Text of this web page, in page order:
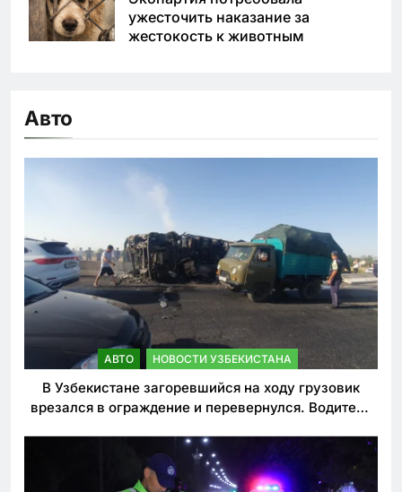
ужесточить наказание за
жестокость к животным
Авто
АВТО НОВОСТИ УЗБЕКИСТАНА
В Узбекистане загоревшийся на ходу грузовик
врезался в ограждение и перевернулся. Водитель